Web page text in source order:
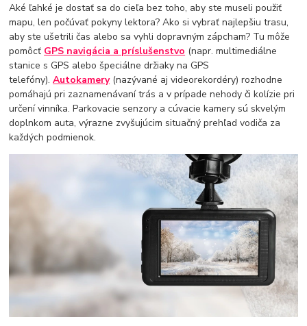
Aké ľahké je dostať sa do cieľa bez toho, aby ste museli použiť
mapu, len počúvať pokyny lektora? Ako si vybrať najlepšiu trasu,
aby ste ušetrili čas alebo sa vyhli dopravným zápcham? Tu môže
pomôcť GPS navigácia a príslušenstvo (napr. multimediálne
stanice s GPS alebo špeciálne držiaky na GPS
telefóny).Autokamery(nazývané aj videorekordéry) rozhodne
pomáhajú pri zaznamenávaní trás a v prípade nehody či kolízie pri
určení vinníka. Parkovacie senzory a cúvacie kamery sú skvelým
doplnkom auta, výrazne zvyšujúcim situačný prehľad vodiča za
každých podmienok.